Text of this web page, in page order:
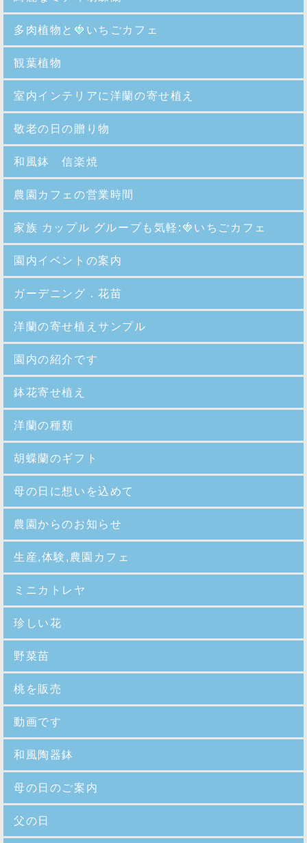
多肉植物と🍓いちごカフェ
観葉植物
室内インテリアに洋蘭の寄せ植え
敬老の日の贈り物
和風鉢 信楽焼
農園カフェの営業時間
家族 カップル グループも気軽:🍓いちごカフェ
園内イベントの案内
ガーデニング．花苗
洋蘭の寄せ植えサンプル
園内の紹介 です
鉢花寄せ植え
洋蘭の種類
胡蝶蘭のギフト
母の日に想いを込めて
農園からのお知らせ
生産,体験,農園カフェ
ミニカトレヤ
珍しい花
野菜苗
桃を販売
動画です
和風陶器鉢
母の日のご案内
父の日